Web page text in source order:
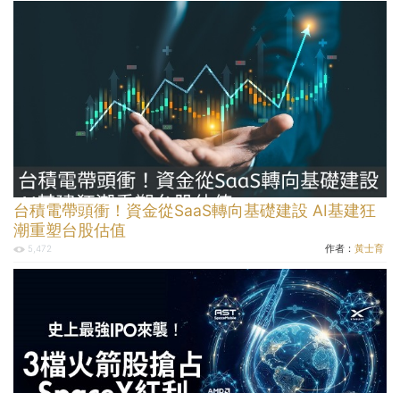
台積電帶頭衝！資金從SaaS轉向基礎建設 AI基建狂
潮重塑台股估值
5,472 作者： 黃士育